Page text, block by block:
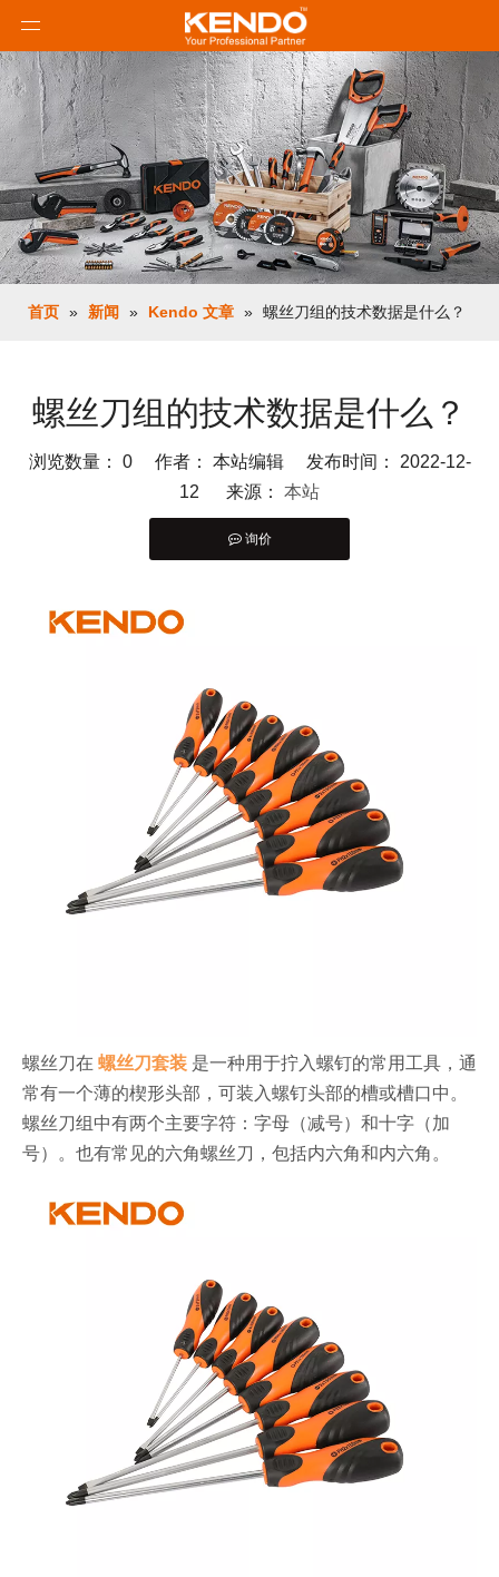
首页 » 新闻 » Kendo 文章 » 螺丝刀组的技术数据是什么？
螺丝刀组的技术数据是什么？
浏览数量： 0作者： 本站编辑 发布时间： 2022-12-
12 来源： 本站
询价
螺丝刀在 螺丝刀套装 是一种用于拧入螺钉的常用工具，通
常有一个薄的楔形头部，可装入螺钉头部的槽或槽口中。
螺丝刀组中有两个主要字符：字母（减号）和十字（加
号）。也有常见的六角螺丝刀，包括内六角和内六角。